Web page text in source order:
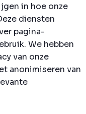
in hoe onze
diensten
pagina-
We hebben
van onze
anonimiseren van